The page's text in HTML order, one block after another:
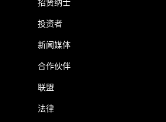
招贤纳士
投资者
新闻媒体
合作伙伴
联盟
法律